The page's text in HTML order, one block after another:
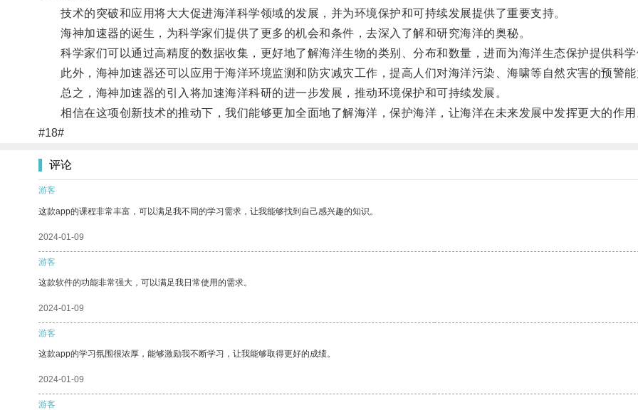
技术的突破和应用将大大促进海洋科学领域的发展，并为环境保护和可持续发展提供了重要支持。
海神加速器的诞生，为科学家们提供了更多的机会和条件，去深入了解和研究海洋的奥秘。
科学家们可以通过高精度的数据收集，更好地了解海洋生物的类别、分布和数量，进而为海洋生态保护提供科学
此外，海神加速器还可以应用于海洋环境监测和防灾减灾工作，提高人们对海洋污染、海啸等自然灾害的预警能
总之，海神加速器的引入将加速海洋科研的进一步发展，推动环境保护和可持续发展。
相信在这项创新技术的推动下，我们能够更加全面地了解海洋，保护海洋，让海洋在未来发展中发挥更大的作用
#18#
评论
游客
这款app的课程非常丰富，可以满足我不同的学习需求，让我能够找到自己感兴趣的知识。
2024-01-09
游客
这款软件的功能非常强大，可以满足我日常使用的需求。
2024-01-09
游客
这款app的学习氛围很浓厚，能够激励我不断学习，让我能够取得更好的成绩。
2024-01-09
游客